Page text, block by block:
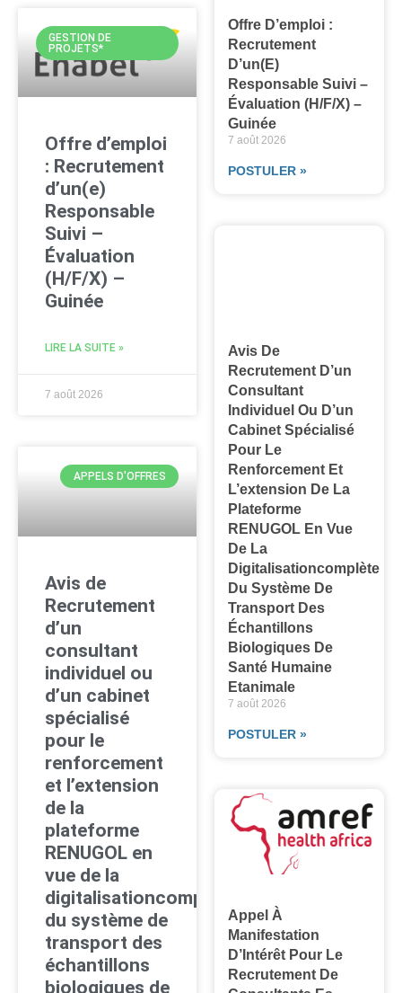
GESTION DE
PROJETS*
Offre d’emploi
: Recrutement
d’un(e)
Responsable
Suivi –
Évaluation
(H/F/X) –
Guinée
LIRE LA SUITE »
7 août 2026
APPELS D'OFFRES
Avis de
Recrutement
d’un
consultant
individuel ou
d’un cabinet
spécialisé
pour le
renforcement
et l’extension
de la
plateforme
RENUGOL en
vue de la
digitalisationcomplète
du système de
transport des
échantillons
biologiques de
Offre D’emploi :
Recrutement
D’un(e)
Responsable Suivi –
Évaluation (H/F/X) –
Guinée
7 août 2026
POSTULER »
Avis De
Recrutement D’un
Consultant
Individuel Ou D’un
Cabinet Spécialisé
Pour Le
Renforcement Et
L’extension De La
Plateforme
RENUGOL En Vue
De La
Digitalisationcomplète
Du Système De
Transport Des
Échantillons
Biologiques De
Santé Humaine
Etanimale
7 août 2026
POSTULER »
Appel À
Manifestation
D’Intérêt Pour Le
Recrutement De